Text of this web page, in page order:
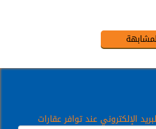
الإلكتروني عند توافر عقارات